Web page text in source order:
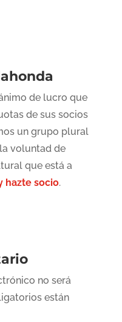
de lucro que
de sus socios
un grupo plural
voluntad de
que está a
hazte socio.
no será
están